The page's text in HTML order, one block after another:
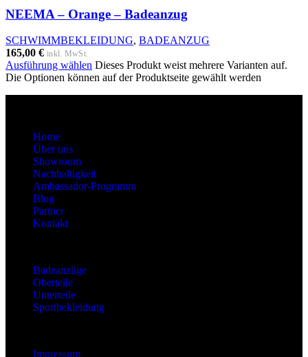
NEEMA – Orange – Badeanzug
SCHWIMMBEKLEIDUNG, BADEANZUG
165,00 € inkl. MwSt.
Ausführung wählen Dieses Produkt weist mehrere Varianten auf.
Die Optionen können auf der Produktseite gewählt werden
Home
Über uns
Showroom
Nachhaltigkeit
Ambassador-Programm
Blog
Partner
Kontakt
Badeanzüge
Oberteile
Unterteile
Sportbekleidung
Impressum